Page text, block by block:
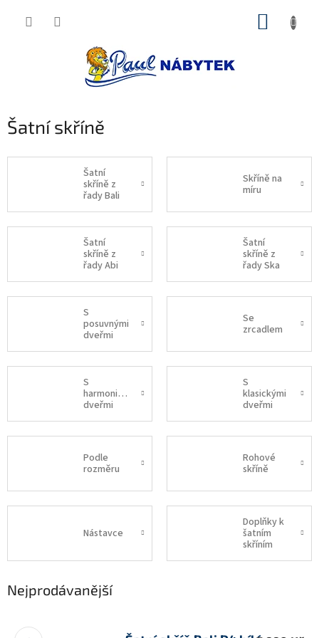
Šatní skříně
Šatní
skříně z
řady Bali
Skříně na
míru
Šatní
skříně z
řady Abi
Šatní
skříně z
řady Ska
S
posuvnými
dveřmi
Se
zrcadlem
S
harmonikovými
dveřmi
S
klasickými
dveřmi
Podle
rozměru
Rohové
skříně
Nástavce
Doplňky k
šatním
skříním
Nejprodávanější